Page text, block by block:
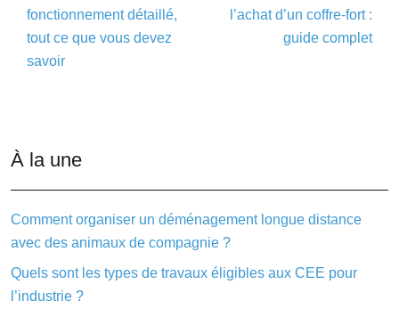
fonctionnement détaillé,
tout ce que vous devez
savoir
l’achat d’un coffre-fort :
guide complet
À la une
Comment organiser un déménagement longue distance
avec des animaux de compagnie ?
Quels sont les types de travaux éligibles aux CEE pour
l’industrie ?